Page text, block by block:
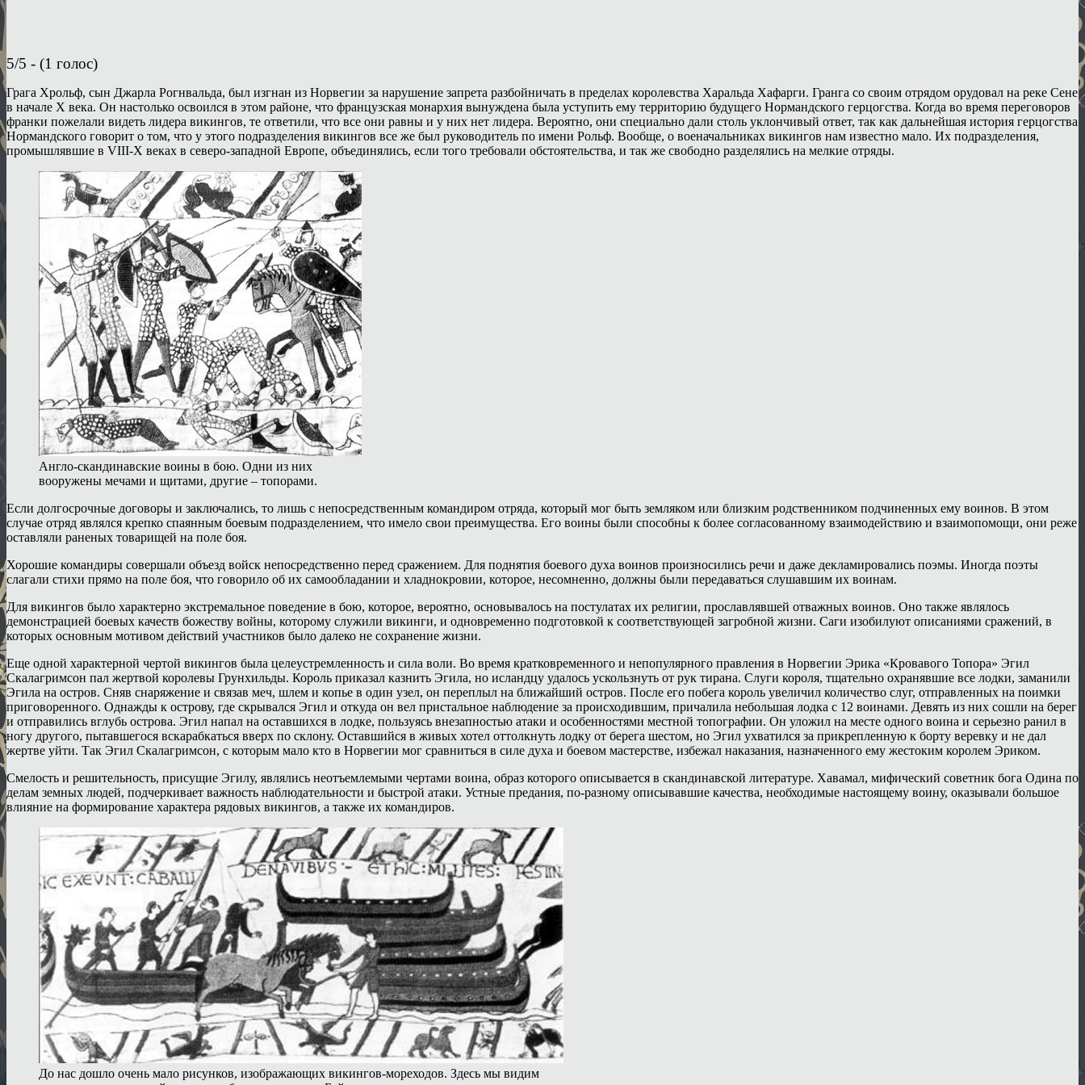
5/5 - (1 голос)
Грага Хрольф, сын Джарла Рогнвальда, был изгнан из Норвегии за нарушение запрета разбойничать в пределах королевства Харальда Хафарги. Гранга со своим отрядом орудовал на реке Сене
в начале X века. Он настолько освоился в этом районе, что французская монархия вынуждена была уступить ему территорию будущего Нормандского герцогства. Когда во время переговоров
франки пожелали видеть лидера викингов, те ответили, что все они равны и у них нет лидера. Вероятно, они специально дали столь уклончивый ответ, так как дальнейшая история герцогства
Нормандского говорит о том, что у этого подразделения викингов все же был руководитель по имени Рольф. Вообще, о военачальниках викингов нам известно мало. Их подразделения,
промышлявшие в VIII-X веках в северо-западной Европе, объединялись, если того требовали обстоятельства, и так же свободно разделялись на мелкие отряды.
Англо-скандинавские воины в бою. Одни из них
вооружены мечами и щитами, другие – топорами.
Если долгосрочные договоры и заключались, то лишь с непосредственным командиром отряда, который мог быть земляком или близким родственником подчиненных ему воинов. В этом
случае отряд являлся крепко спаянным боевым подразделением, что имело свои преимущества. Его воины были способны к более согласованному взаимодействию и взаимопомощи, они реже
оставляли раненых товарищей на поле боя.
Хорошие командиры совершали объезд войск непосредственно перед сражением. Для поднятия боевого духа воинов произносились речи и даже декламировались поэмы. Иногда поэты
слагали стихи прямо на поле боя, что говорило об их самообладании и хладнокровии, которое, несомненно, должны были передаваться слушавшим их воинам.
Для викингов было характерно экстремальное поведение в бою, которое, вероятно, основывалось на постулатах их религии, прославлявшей отважных воинов. Оно также являлось
демонстрацией боевых качеств божеству войны, которому служили викинги, и одновременно подготовкой к соответствующей загробной жизни. Саги изобилуют описаниями сражений, в
которых основным мотивом действий участников было далеко не сохранение жизни.
Еще одной характерной чертой викингов была целеустремленность и сила воли. Во время кратковременного и непопулярного правления в Норвегии Эрика «Кровавого Топора» Эгил
Скалагримсон пал жертвой королевы Грунхильды. Король приказал казнить Эгила, но исландцу удалось ускользнуть от рук тирана. Слуги короля, тщательно охранявшие все лодки, заманили
Эгила на остров. Сняв снаряжение и связав меч, шлем и копье в один узел, он переплыл на ближайший остров. После его побега король увеличил количество слуг, отправленных на поимки
приговоренного. Однажды к острову, где скрывался Эгил и откуда он вел пристальное наблюдение за происходившим, причалила небольшая лодка с 12 воинами. Девять из них сошли на берег
и отправились вглубь острова. Эгил напал на оставшихся в лодке, пользуясь внезапностью атаки и особенностями местной топографии. Он уложил на месте одного воина и серьезно ранил в
ногу другого, пытавшегося вскарабкаться вверх по склону. Оставшийся в живых хотел оттолкнуть лодку от берега шестом, но Эгил ухватился за прикрепленную к борту веревку и не дал
жертве уйти. Так Эгил Скалагримсон, с которым мало кто в Норвегии мог сравниться в силе духа и боевом мастерстве, избежал наказания, назначенного ему жестоким королем Эриком.
Смелость и решительность, присущие Эгилу, являлись неотъемлемыми чертами воина, образ которого описывается в скандинавской литературе. Хавамал, мифический советник бога Одина по
делам земных людей, подчеркивает важность наблюдательности и быстрой атаки. Устные предания, по-разному описывавшие качества, необходимые настоящему воину, оказывали большое
влияние на формирование характера рядовых викингов, а также их командиров.
До нас дошло очень мало рисунков, изображающих викингов-мореходов. Здесь мы видим